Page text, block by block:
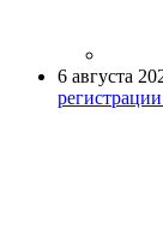
6 августа